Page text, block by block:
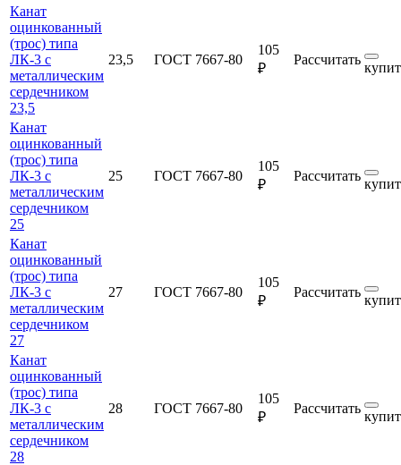
Канат
оцинкованный
(трос) типа
ЛК-3 с
металлическим
сердечником
23,5
23,5 ГОСТ 7667-80
105
₽
Рассчитать
Канат
оцинкованный
(трос) типа
ЛК-3 с
металлическим
сердечником
25
25 ГОСТ 7667-80
105
₽
Рассчитать
Канат
оцинкованный
(трос) типа
ЛК-3 с
металлическим
сердечником
27
27 ГОСТ 7667-80
105
₽
Рассчитать
Канат
оцинкованный
(трос) типа
ЛК-3 с
металлическим
сердечником
28
28 ГОСТ 7667-80
105
₽
Рассчитать